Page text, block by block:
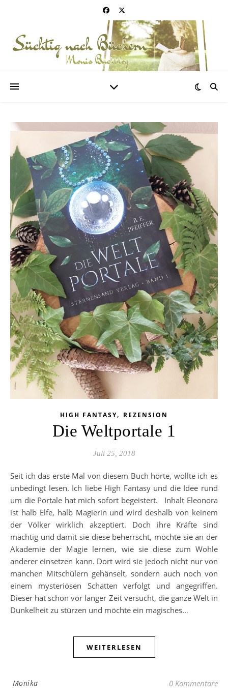
HIGH FANTASY, REZENSION
Die Weltportale 1
Juli 25, 2018
Seit ich das erste Mal von diesem Buch hörte, wollte ich es
unbedingt lesen. Ich liebe High Fantasy und die Idee rund
um die Portale hat mich sofort begeistert. Inhalt Eleonora
ist halb Elfe, halb Magierin und wird deshalb von keinem
der Völker wirklich akzeptiert. Doch ihre Kräfte sind
mächtig und damit sie diese beherrscht, möchte sie an der
Akademie der Magie lernen, wie sie diese zum Wohle
anderer einsetzen kann. Dort wird sie jedoch nicht nur von
manchen Mitschülern gehänselt, sondern auch noch von
einem mysteriösen Schatten verfolgt und angegriffen.
Dieser hat schon vor langer Zeit versucht, die ganze Welt in
Dunkelheit zu stürzen und möchte ein magisches…
WEITERLESEN
Monika 0 Kommentare